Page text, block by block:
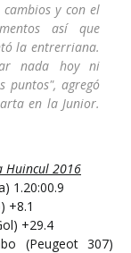
y con el
así que
la entrerriana.
nada hoy ni
puntos", agregó
en la Junior.
Huincul 2016
1.20:00.9
+8.1
+29.4
(Peugeot 307)